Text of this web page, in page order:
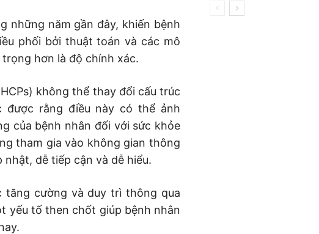
những năm gần đây, khiến bệnh
phối bởi thuật toán và các mô
hơn là độ chính xác.
không thể thay đổi cấu trúc
rằng điều này có thể ảnh
của bệnh nhân đối với sức khỏe
tham gia vào không gian thông
dễ tiếp cận và dễ hiểu.
tăng cường và duy trì thông qua
yếu tố then chốt giúp bệnh nhân